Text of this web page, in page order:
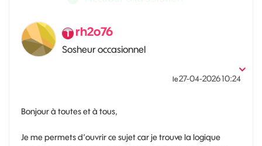
rh2o76
Sosheur occasionnel
le‎27-04-202610:24
Bonjour à toutes et à tous,
Je me permets d’ouvrir ce sujet car je trouve la logique